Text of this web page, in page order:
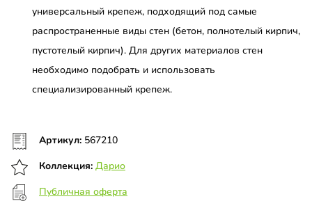
универсальный крепеж, подходящий под самые
распространенные виды стен (бетон, полнотелый кирпич,
пустотелый кирпич). Для других материалов стен
необходимо подобрать и использовать
специализированный крепеж.
Артикул: 567210
Коллекция: Дарио
Публичная оферта